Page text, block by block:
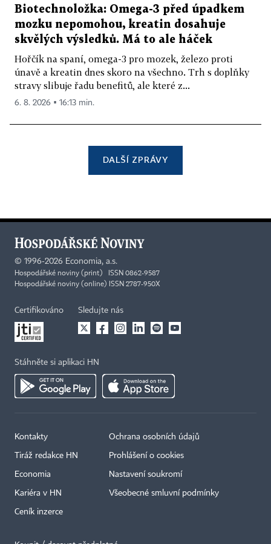
Biotechnoložka: Omega-3 před úpadkem
mozku nepomohou, kreatin dosahuje
skvělých výsledků. Má to ale háček
Hořčík na spaní, omega-3 pro mozek, železo proti
únavě a kreatin dnes skoro na všechno. Trh s doplňky
stravy slibuje řadu benefitů, ale které z...
6. 8. 2026 ▪ 16:13 min.
DALŠÍ ZPRÁVY
© 1996-2026 Economia, a.s.
Hospodářské noviny (print) ISSN 0862-9587
Hospodářské noviny (online) ISSN 2787-950X
Certifikováno Sledujte nás
Stáhněte si aplikaci HN
Kontakty
Tiráž redakce HN
Economia
Kariéra v HN
Ceník inzerce
Ochrana osobních údajů
Prohlášení o cookies
Nastavení soukromí
Všeobecné smluvní podmínky